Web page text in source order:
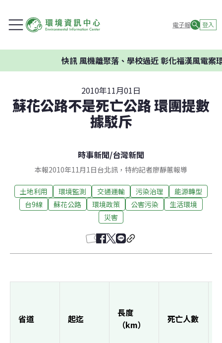
電子報 登入
快訊風機離聚落、學校過近 彰化福漢風電案環委
2010年11月01日
蘇花公路不是死亡公路 環團提數
據駁斥
時事新聞/台灣新聞
本報2010年11月1日台北訊，特約記者廖靜蕙報導
土地利用 環境監測 交通運輸 污染治理
能源轉型
台9線
蘇花公路 環境政策 公害污染
生活環境
災害
省道 起迄
長度
（km）
死亡人數